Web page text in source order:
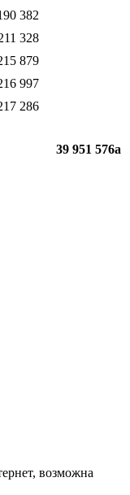
382
328
879
997
286
39 951 576a
возможна